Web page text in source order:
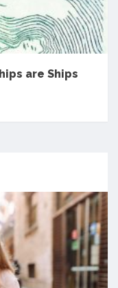
are Ships